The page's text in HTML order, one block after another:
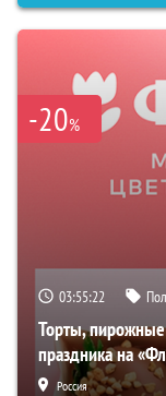
-20%
03:55:21
Торты, пирожные
праздника на
Россия